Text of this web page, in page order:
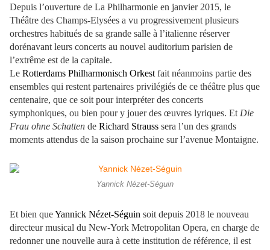
Depuis l’ouverture de La Philharmonie en janvier 2015, le
Théâtre des Champs-Elysées a vu progressivement plusieurs
orchestres habitués de sa grande salle à l’italienne réserver
dorénavant leurs concerts au nouvel auditorium parisien de
l’extrême est de la capitale.
Le Rotterdams Philharmonisch Orkest fait néanmoins partie des
ensembles qui restent partenaires privilégiés de ce théâtre plus que
centenaire, que ce soit pour interpréter des concerts
symphoniques, ou bien pour y jouer des œuvres lyriques. Et Die
Frau ohne Schatten de Richard Strauss sera l’un des grands
moments attendus de la saison prochaine sur l’avenue Montaigne.
Yannick Nézet-Séguin
Et bien queYannick Nézet-Séguin soit depuis 2018 le nouveau
directeur musical du New-York Metropolitan Opera, en charge de
redonner une nouvelle aura à cette institution de référence, il est